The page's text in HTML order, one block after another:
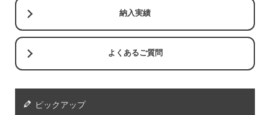
納入実績
よくあるご質問
ピックアップ